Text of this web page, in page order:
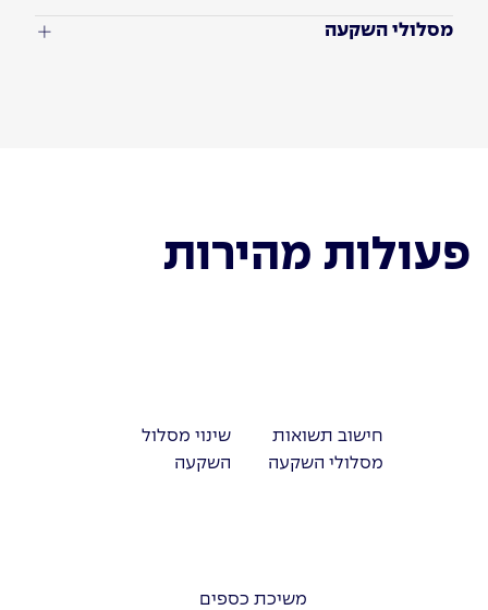
מסלולי השקעה
פעולות מהירות
חישוב תשואות
מסלולי השקעה
שינוי מסלול
השקעה
משיכת כספים